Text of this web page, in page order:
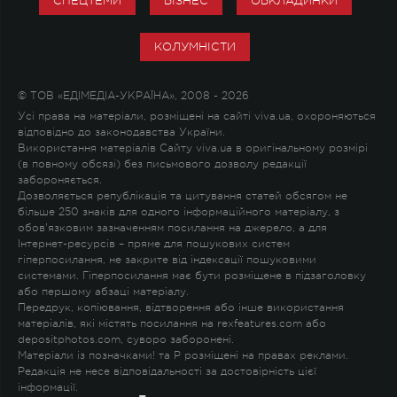
КОЛУМНІСТИ
© ТОВ «ЕДІМЕДІА-УКРАЇНА», 2008 - 2026
Усі права на матеріали, розміщені на сайті viva.ua, охороняються
відповідно до законодавства України.
Використання матеріалів Сайту viva.ua в оригінальному розмірі
(в повному обсязі) без письмового дозволу редакції
забороняється.
Дозволяється републікація та цитування статей обсягом не
більше 250 знаків для одного інформаційного матеріалу, з
обов'язковим зазначенням посилання на джерело, а для
Інтернет-ресурсів – пряме для пошукових систем
гіперпосилання, не закрите від індексації пошуковими
системами. Гіперпосилання має бути розміщене в підзаголовку
або першому абзаці матеріалу.
Передрук, копіювання, відтворення або інше використання
матеріалів, які містять посилання на rexfeatures.com або
depositphotos.com, суворо заборонені.
Матеріали із позначками! та P розміщені на правах реклами.
Редакція не несе відповідальності за достовірність цієї
інформації.